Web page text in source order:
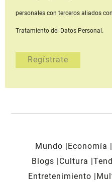
personales con terceros aliados
Tratamiento del Datos Personal.
Mundo Economía
Blogs
Cultura
Entretenimiento